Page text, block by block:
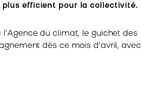
efficient pour la collectivité.
du climat, le guichet des
dès ce mois d’avril, avec